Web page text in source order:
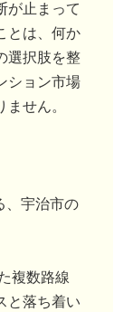
が止まって
とは、何か
選択肢を整
ション市場
せん。
、宇治市の
複数路線
と落ち着い